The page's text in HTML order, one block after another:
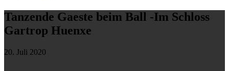
Tanzende Gaeste beim Ball -Im Schloss
Gartrop Huenxe
20. Juli 2020